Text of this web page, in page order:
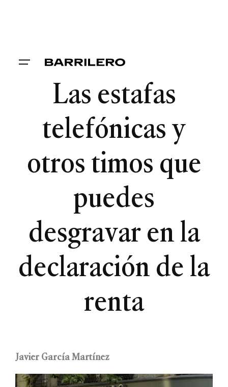
Las estafas
telefónicas y
otros timos que
puedes
desgravar en la
declaración de la
renta
Javier García Martínez